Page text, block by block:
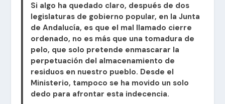
​Si algo ha quedado claro, después de dos
legislaturas de gobierno popular, en la Junta
de Andalucía, es que el mal llamado cierre
ordenado, no es más que una tomadura de
pelo, que solo pretende enmascarar la
perpetuación del almacenamiento de
residuos en nuestro pueblo. Desde el
Ministerio, tampoco se ha movido un solo
dedo para afrontar esta indecencia.